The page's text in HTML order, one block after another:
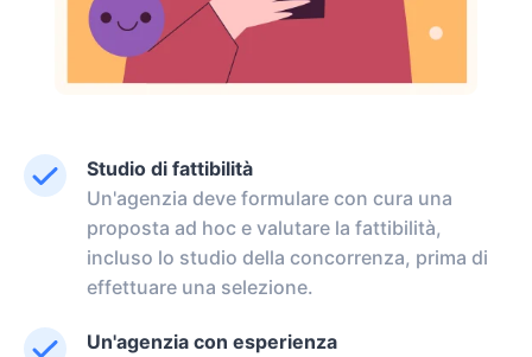
Studio di fattibilità
Un'agenzia deve formulare con cura una
proposta ad hoc e valutare la fattibilità,
incluso lo studio della concorrenza, prima di
effettuare una selezione.
Un'agenzia con esperienza